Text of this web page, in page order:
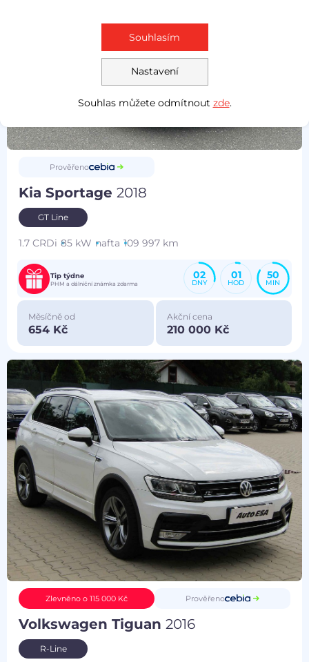
Prověřeno
Kia Sportage2018
GT Line
1.7 CRDi 85 kW nafta 109 997 km
Tip týdne
PHM a dálniční známka zdarma
02
DNY
01
HOD
50
MIN
Měsíčně od
654 Kč
Akční cena
210 000 Kč
Zlevněno o 115 000 Kč Prověřeno
Volkswagen Tiguan2016
R-Line
Nastavení
Souhlasím
Souhlas můžete odmítnout zde.